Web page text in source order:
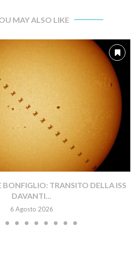
MAY ALSO LIKE
BONFIGLIO: TRANSITO DELLA ISS
DAVANTI...
6 Agosto 2026